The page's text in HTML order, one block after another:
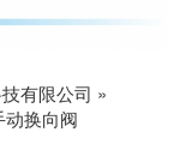
有限公司 »
动换向阀